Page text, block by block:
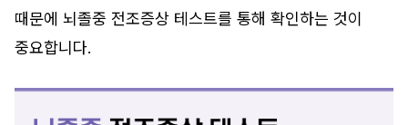
때문에 뇌졸중 전조증상 테스트를 통해 확인하는 것이
중요합니다.